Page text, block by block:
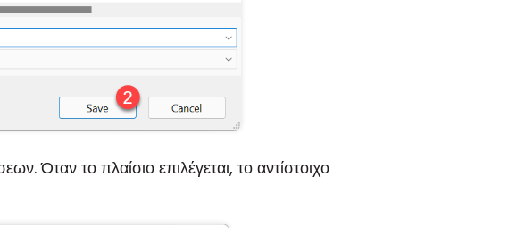
Όταν το πλαίσιο επιλέγεται, το αντίστοιχο